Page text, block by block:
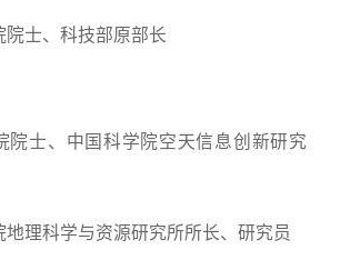
院士、科技部原部长
院士、中国科学院空天信息创新研究
地理科学与资源研究所所长、研究员